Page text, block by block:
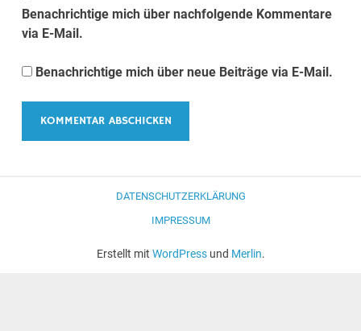
Benachrichtige mich über nachfolgende Kommentare
via E-Mail.
Benachrichtige mich über neue Beiträge via E-Mail.
DATENSCHUTZERKLÄRUNG
IMPRESSUM
Erstellt mit WordPressund Merlin.